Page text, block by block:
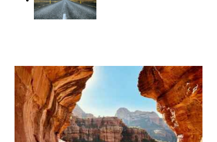
enlightenment
Charging
time
Write a
book